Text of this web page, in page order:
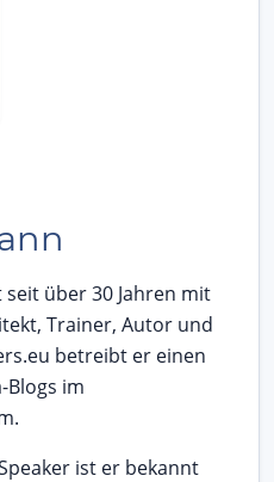
über 30 Jahren mit
Trainer, Autor und
betreibt er einen
Blogs im
ist er bekannt